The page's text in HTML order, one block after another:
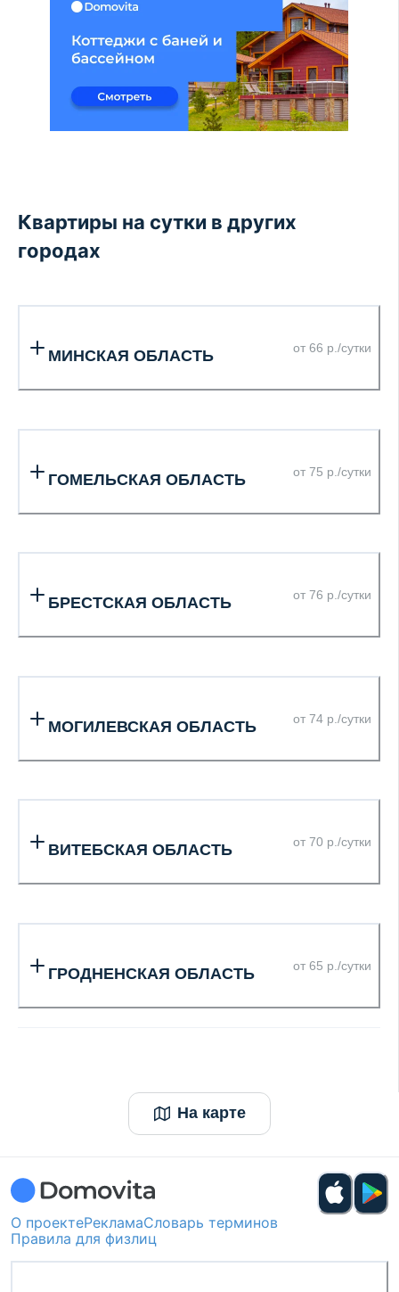
Квартиры на сутки в других
городах
МИНСКАЯ ОБЛАСТЬ от 66 р./сутки
ГОМЕЛЬСКАЯ ОБЛАСТЬ от 75 р./сутки
БРЕСТСКАЯ ОБЛАСТЬ от 76 р./сутки
МОГИЛЕВСКАЯ ОБЛАСТЬ от 74 р./сутки
ВИТЕБСКАЯ ОБЛАСТЬ от 70 р./сутки
ГРОДНЕНСКАЯ ОБЛАСТЬ от 65 р./сутки
На карте
О проектеРекламаСловарь терминов
Правила для физлиц